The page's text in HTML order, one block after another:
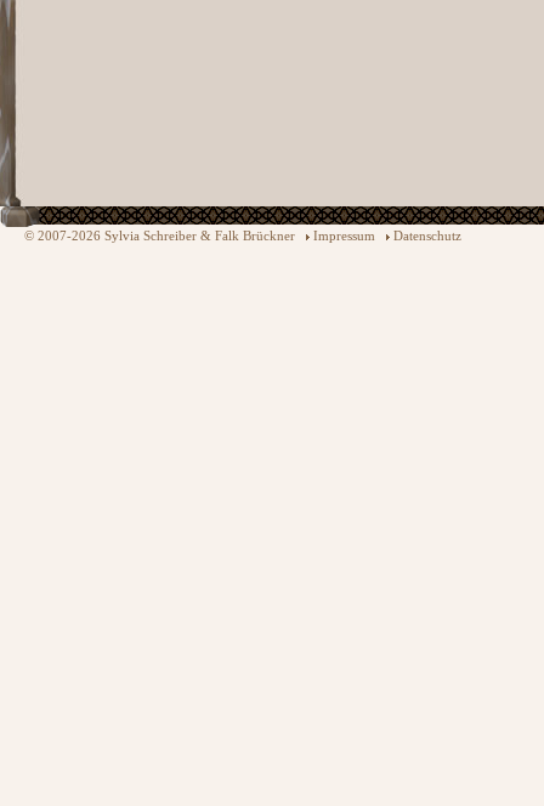
© 2007-2026 Sylvia Schreiber & Falk Brückner Impressum Datenschutz